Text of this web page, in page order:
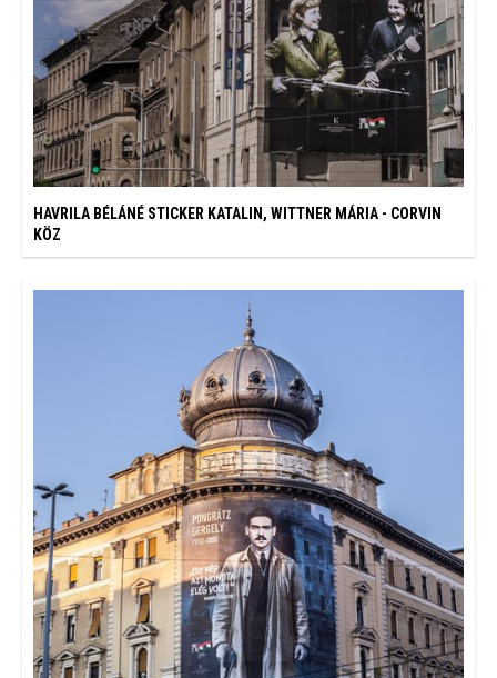
HAVRILA BÉLÁNÉ STICKER KATALIN, WITTNER MÁRIA - CORVIN
KÖZ